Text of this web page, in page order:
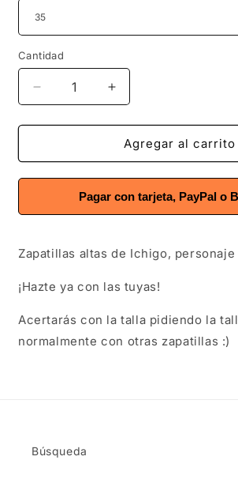
Cantidad
Cantidad
Reducir
cantidad
para
Ichigo
(Bleach)
Edición
Aumentar
cantidad
para
Zapatillas
Ichigo
(Bleach)
Edición
Agregar al carrito
Pagar con tarjeta, PayPal o
Zapatillas altas de Ichigo, personaje
¡Hazte ya con las tuyas!
Acertarás con la talla pidiendo la
normalmente con otras zapatillas :)
Búsqueda